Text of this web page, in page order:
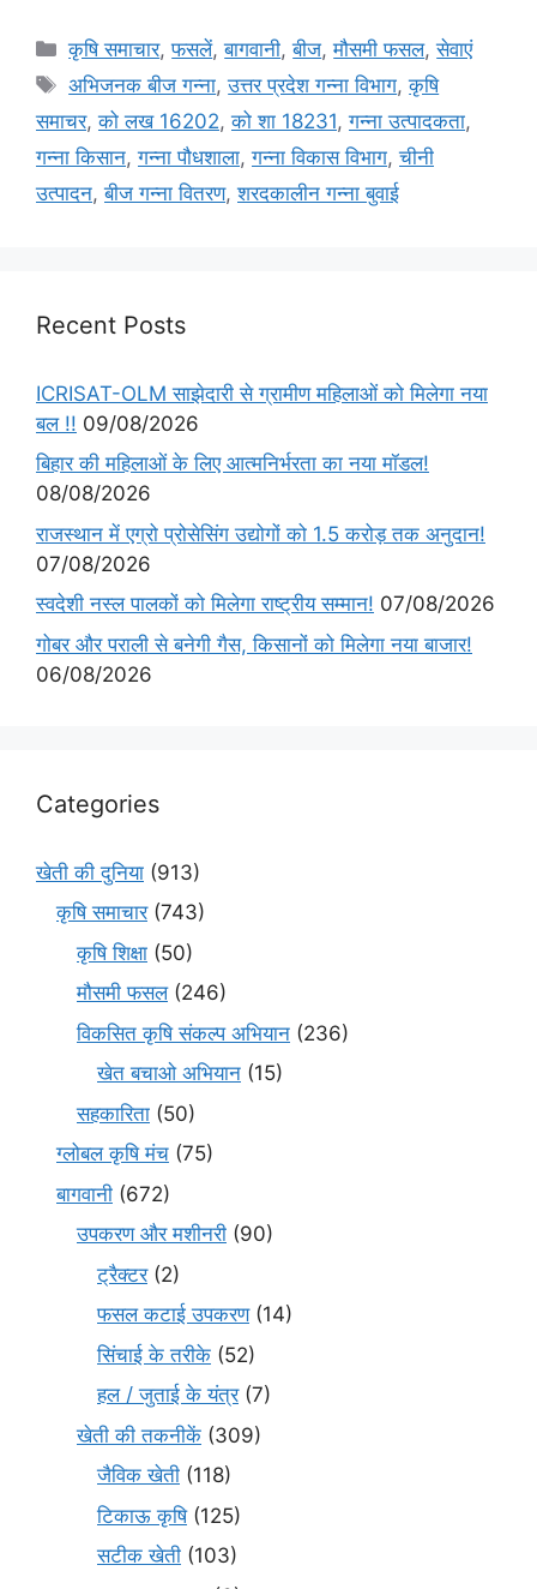
कृषि समाचार,फसलें,बागवानी,बीज,मौसमी फसल,सेवाएं
अभिजनक बीज गन्ना,उत्तर प्रदेश गन्ना विभाग,कृषि
समाचर,को लख 16202,को शा 18231,गन्ना उत्पादकता,
गन्ना किसान,गन्ना पौधशाला,गन्ना विकास विभाग,चीनी
उत्पादन,बीज गन्ना वितरण,शरदकालीन गन्ना बुवाई
Recent Posts
ICRISAT-OLM साझेदारी से ग्रामीण महिलाओं को मिलेगा नया
बल !! 09/08/2026
बिहार की महिलाओं के लिए आत्मनिर्भरता का नया मॉडल!
08/08/2026
राजस्थान में एग्रो प्रोसेसिंग उद्योगों को 1.5 करोड़ तक अनुदान!
07/08/2026
स्वदेशी नस्ल पालकों को मिलेगा राष्ट्रीय सम्मान! 07/08/2026
गोबर और पराली से बनेगी गैस, किसानों को मिलेगा नया बाजार!
06/08/2026
Categories
खेती की दुनिया (913)
कृषि समाचार(743)
कृषि शिक्षा (50)
मौसमी फसल(246)
विकसित कृषि संकल्प अभियान (236)
खेत बचाओ अभियान (15)
सहकारिता (50)
ग्लोबल कृषि मंच (75)
बागवानी (672)
उपकरण और मशीनरी (90)
ट्रैक्टर(2)
फसल कटाई उपकरण(14)
सिंचाई के तरीके (52)
हल / जुताई के यंत्र(7)
खेती की तकनीकें (309)
जैविक खेती (118)
टिकाऊ कृषि(125)
सटीक खेती (103)